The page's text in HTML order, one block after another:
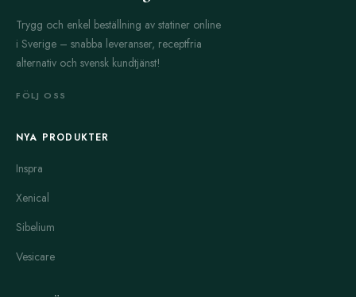
Trygg och enkel beställning av statiner online
i Sverige – snabba leveranser, receptfria
alternativ och svensk kundtjänst!
FÖLJ OSS
NYA PRODUKTER
Inspra
Xenical
Sibelium
Vesicare